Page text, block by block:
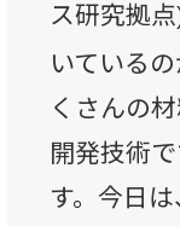
ス研究拠
いている
くさんの
開発技術
す。今日